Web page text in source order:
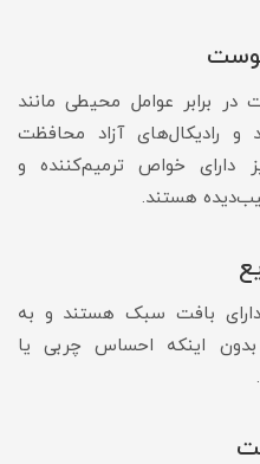
برابر عوامل محیطی مانند
رادیکال‌های آزاد محافظت
دارای خواص ترمیم‌کننده و
هستند.
دارای بافت سبک هستند و به
اینکه احساس چربی یا